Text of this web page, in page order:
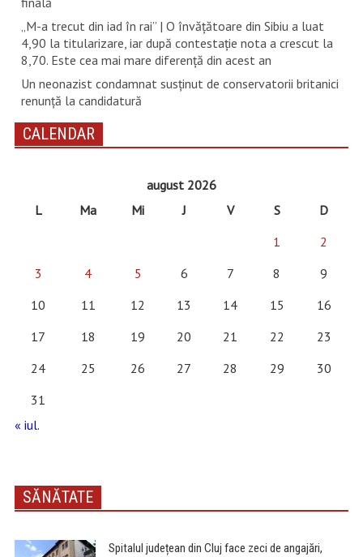
„M-a trecut din iad în rai” | O învățătoare din Sibiu a luat
4,90 la titularizare, iar după contestație nota a crescut la
8,70. Este cea mai mare diferență din acest an
Un neonazist condamnat susţinut de conservatorii britanici
renunţă la candidatură
CALENDAR
august 2026
L
Ma Mi J V S
D
1
2
3
4 5 6 7 8
9
10
11 12 13 14 15
16
17
18 19 20 21 22
23
24
25 26 27 28 29
30
31
« iul.
SĂNĂTATE
Spitalul județean din Cluj face zeci de angajări,